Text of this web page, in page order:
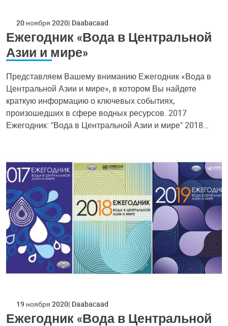
20 ноября 2020 Daabacaad
Ежегодник «Вода в Центральной
Азии и мире»
Представляем Вашему вниманию Ежегодник «Вода в
Центральной Азии и мире», в котором Вы найдете
краткую информацию о ключевых событиях,
произошедших в сфере водных ресурсов. 2017
Ежегодник: "Вода в Центральной Азии и мире" 2018…
19 ноября 2020 Daabacaad
Ежегодник «Вода в Центральной